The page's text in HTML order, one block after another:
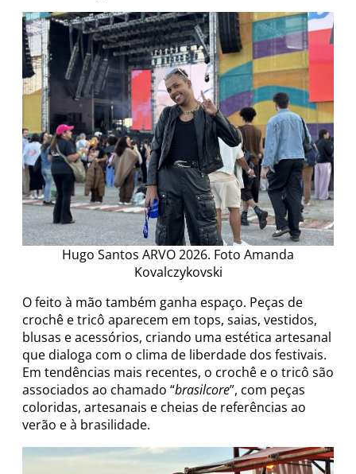
Hugo Santos ARVO 2026. Foto Amanda
Kovalczykovski
O feito à mão também ganha espaço. Peças de
crochê e tricô aparecem em tops, saias, vestidos,
blusas e acessórios, criando uma estética artesanal
que dialoga com o clima de liberdade dos festivais.
Em tendências mais recentes, o crochê e o tricô são
associados ao chamado “brasilcore”, com peças
coloridas, artesanais e cheias de referências ao
verão e à brasilidade.